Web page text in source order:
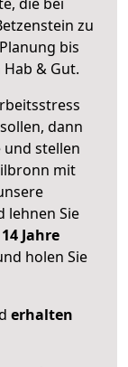
zu
bis
& Gut.
dann
stellen
mit
lehnen Sie
Jahre
holen Sie
erhalten